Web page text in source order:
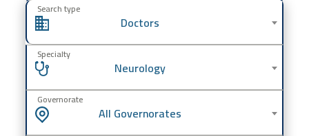
Search type
Doctors
Specialty
Neurology
Governorate
All Governorates